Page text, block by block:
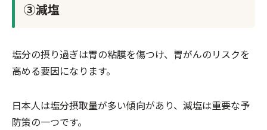
③減塩
塩分の摂り過ぎは胃の粘膜を傷つけ、胃がんのリスクを
高める要因になります。
日本人は塩分摂取量が多い傾向があり、減塩は重要な予
防策の一つです。